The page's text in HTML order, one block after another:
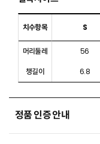
치수항목 S
머리둘레 56
챙길이
6.8
정품 인증 안내